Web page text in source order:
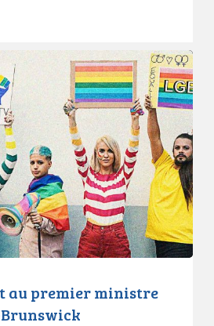
au premier ministre